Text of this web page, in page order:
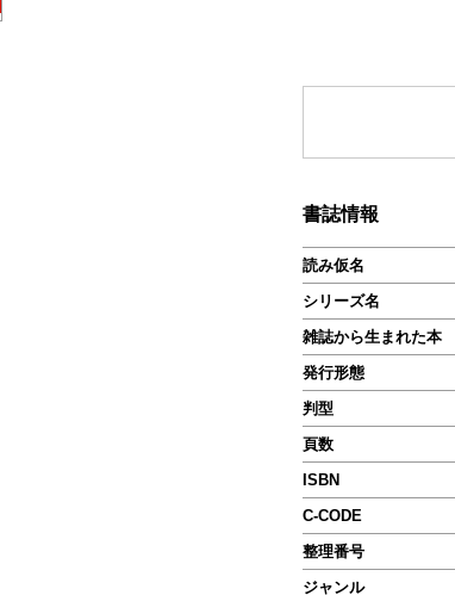
書誌情報
読み仮名
シリーズ名
雑誌から生まれた本
発行形態
判型
頁数
ISBN
C-CODE
整理番号
ジャンル